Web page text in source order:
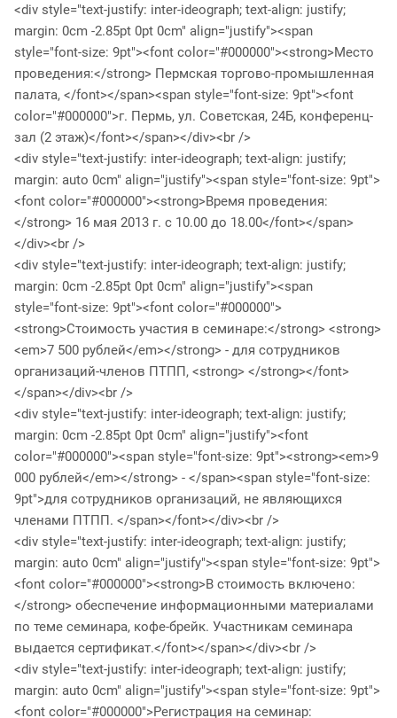
<div style="text-justify: inter-ideograph; text-align: justify;
margin: 0cm -2.85pt 0pt 0cm" align="justify"><span
style="font-size: 9pt"><font color="#000000"><strong>Место
проведения:</strong> Пермская торгово-промышленная
палата, </font></span><span style="font-size: 9pt"><font
color="#000000">г. Пермь, ул. Советская, 24Б, конференц-
зал (2 этаж)</font></span></div><br />
<div style="text-justify: inter-ideograph; text-align: justify;
margin: auto 0cm" align="justify"><span style="font-size: 9pt">
<font color="#000000"><strong>Время проведения:
</strong> 16 мая 2013 г. с 10.00 до 18.00</font></span>
</div><br />
<div style="text-justify: inter-ideograph; text-align: justify;
margin: 0cm -2.85pt 0pt 0cm" align="justify"><span
style="font-size: 9pt"><font color="#000000">
<strong>Стоимость участия в семинаре:</strong> <strong>
<em>7 500 рублей</em></strong> - для сотрудников
организаций-членов ПТПП, <strong> </strong></font>
</span></div><br />
<div style="text-justify: inter-ideograph; text-align: justify;
margin: 0cm -2.85pt 0pt 0cm" align="justify"><font
color="#000000"><span style="font-size: 9pt"><strong><em>9
000 рублей</em></strong> - </span><span style="font-size:
9pt">для сотрудников организаций, не являющихся
членами ПТПП. </span></font></div><br />
<div style="text-justify: inter-ideograph; text-align: justify;
margin: auto 0cm" align="justify"><span style="font-size: 9pt">
<font color="#000000"><strong>В стоимость включено:
</strong> обеспечение информационными материалами
по теме семинара, кофе-брейк. Участникам семинара
выдается сертификат.</font></span></div><br />
<div style="text-justify: inter-ideograph; text-align: justify;
margin: auto 0cm" align="justify"><span style="font-size: 9pt">
<font color="#000000">Регистрация на семинар: